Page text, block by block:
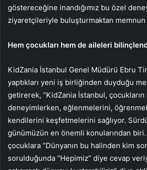
göstereceğine inandığımız bu özel
ziyaretçileriyle buluşturmaktan memnun
Hem çocukları hem de aileleri
KidZania İstanbul Genel Müdürü Ebru
yaptıkları yeni iş birliğinden duyduğu
getirerek, “KidZania İstanbul,
deneyimlerken, eğlenmelerini,
kendilerini keşfetmelerini sağlıyor.
günümüzün en önemli konularından
çocuklara “Dünyanın bu halinden kim
sorulduğunda “Hepimiz” diye cevap